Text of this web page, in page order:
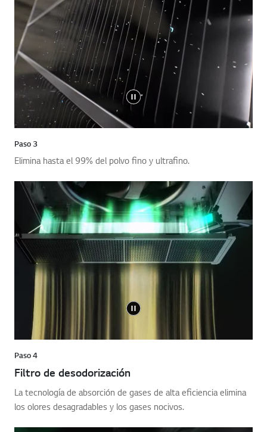
Paso 3
Elimina hasta el 99% del polvo fino y ultrafino.
Paso 4
Filtro de desodorización
La tecnología de absorción de gases de alta eficiencia elimina
los olores desagradables y los gases nocivos.